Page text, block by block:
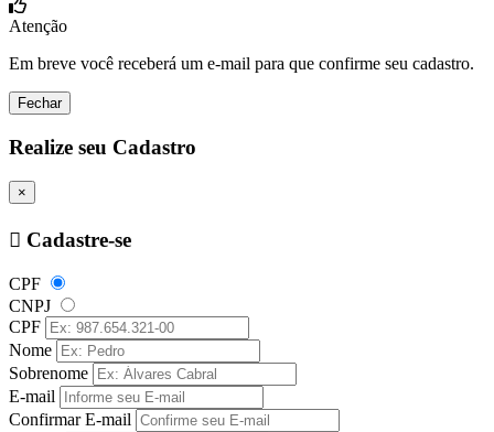
Atenção
Em breve você receberá um e-mail para que confirme seu cadastro.
Fechar
Realize seu Cadastro
×
Cadastre-se
CPF
CNPJ
CPF
Nome
Sobrenome
E-mail
Confirmar E-mail